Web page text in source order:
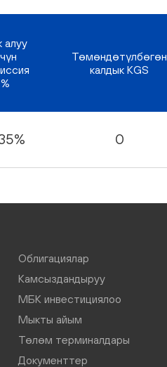
алуу
%
Төмөндөтүлбөгөн
калдык KGS
0
Облигациялар
Камсыздандыруу
МБК инвестициялоо
Мыкты айым
Төлөм терминалдары
Документтер